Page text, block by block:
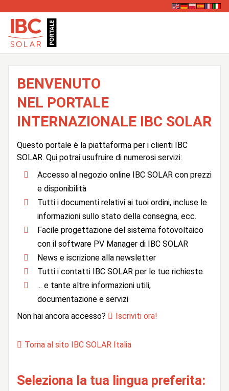
BENVENUTO
NEL PORTALE
INTERNAZIONALE IBC SOLAR
Questo portale è la piattaforma per i clienti IBC
SOLAR. Qui potrai usufruire di numerosi servizi:
Accesso al negozio online IBC SOLAR con prezzi
e disponibilità
Tutti i documenti relativi ai tuoi ordini, incluse le
informazioni sullo stato della consegna, ecc.
Facile progettazione del sistema fotovoltaico
con il software PV Manager di IBC SOLAR
News e iscrizione alla newsletter
Tutti i contatti IBC SOLAR per le tue richieste
... e tante altre informazioni utili,
documentazione e servizi
Non hai ancora accesso?
Iscriviti ora!
Torna al sito IBC SOLAR Italia
Seleziona la tua lingua preferita: